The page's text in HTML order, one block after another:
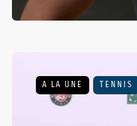
A LA UNE TENNIS